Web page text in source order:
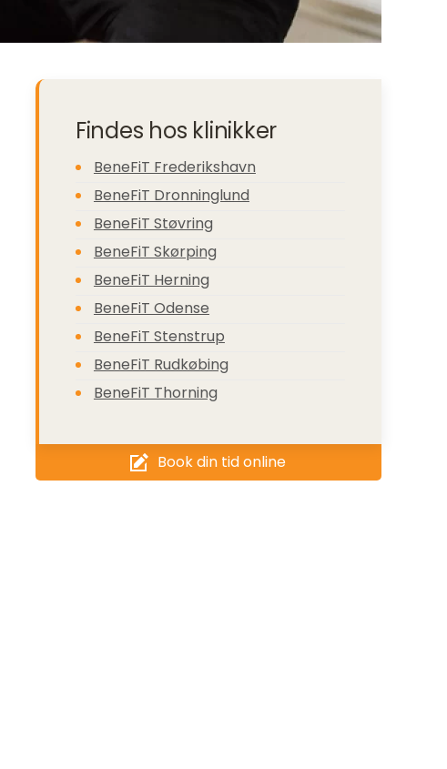
Findes hos klinikker
BeneFiT Frederikshavn
BeneFiT Dronninglund
BeneFiT Støvring
BeneFiT Skørping
BeneFiT Herning
BeneFiT Odense
BeneFiT Stenstrup
BeneFiT Rudkøbing
BeneFiT Thorning
Book din tid online